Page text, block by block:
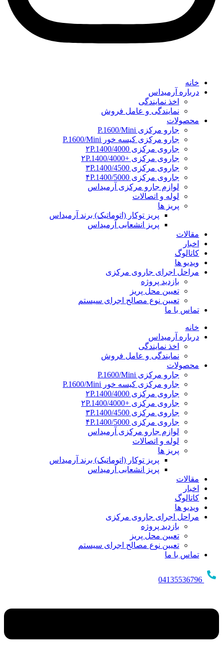
خانه
درباره آرمیداس
اخذ نمایندگی
نمایندگی و عامل فروش
محصولات
جارو مرکزی P.1600/Mini
جارو مرکزی کیسه خور P.1600/Mini
جاروی مرکزی ۲P.1400/4000
جاروی مرکزی +۲P.1400/4000
جاروی مرکزی ۳P.1400/4500
جاروی مرکزی ۴P.1400/5000
لوازم جارو مرکزی آرمیداس
لوله و اتصالات
پریز ها
پریز توکار (اتوماتیک) برند آرمیداس
پریز انشعابی آرمیداس
مقالات
اخبار
کاتالوگ
ویدیو ها
مراحل اجرای جاروی مرکزی
بازدید پروژه
تعیین محل پریز
تعیین نوع مصالح اجرای سیستم
تماس با ما
خانه
درباره آرمیداس
اخذ نمایندگی
نمایندگی و عامل فروش
محصولات
جارو مرکزی P.1600/Mini
جارو مرکزی کیسه خور P.1600/Mini
جاروی مرکزی ۲P.1400/4000
جاروی مرکزی +۲P.1400/4000
جاروی مرکزی ۳P.1400/4500
جاروی مرکزی ۴P.1400/5000
لوازم جارو مرکزی آرمیداس
لوله و اتصالات
پریز ها
پریز توکار (اتوماتیک) برند آرمیداس
پریز انشعابی آرمیداس
مقالات
اخبار
کاتالوگ
ویدیو ها
مراحل اجرای جاروی مرکزی
بازدید پروژه
تعیین محل پریز
تعیین نوع مصالح اجرای سیستم
تماس با ما
04135536796